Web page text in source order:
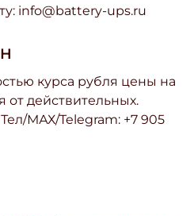
info@battery-ups.ru
курса рубля цены на
от действительных.
МАХ/Telegram: +7 905